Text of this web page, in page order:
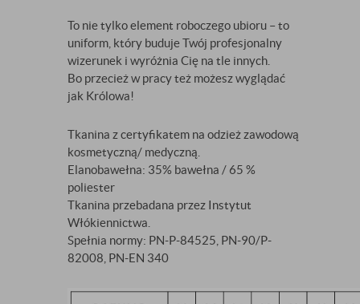
To nie tylko element roboczego ubioru – to
uniform, który buduje Twój profesjonalny
wizerunek i wyróżnia Cię na tle innych.
Bo przecież w pracy też możesz wyglądać
jak Królowa!
Tkanina z certyfikatem na odzież zawodową
kosmetyczną/ medyczną.
Elanobawełna: 35% bawełna / 65 %
poliester
Tkanina przebadana przez Instytut
Włókiennictwa.
Spełnia normy: PN-P-84525, PN-90/P-
82008, PN-EN 340